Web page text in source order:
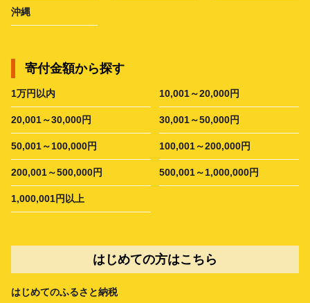
沖縄
寄付金額から探す
1万円以内 10,001～20,000円
20,001～30,000円 30,001～50,000円
50,001～100,000円 100,001～200,000円
200,001～500,000円 500,001～1,000,000円
1,000,001円以上
はじめての方はこちら
はじめてのふるさと納税